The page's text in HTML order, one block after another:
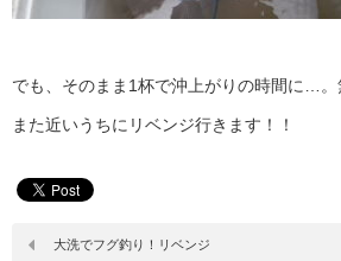
でも、そのまま1杯で沖上がりの時間に…。
また近いうちにリベンジ行きます！！
大洗でフグ釣り！リベンジ